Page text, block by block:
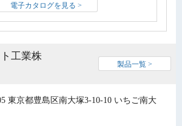
電子カタログを見る >
工業株
製品一覧 >
東京都豊島区南大塚3-10-10 いちご南大